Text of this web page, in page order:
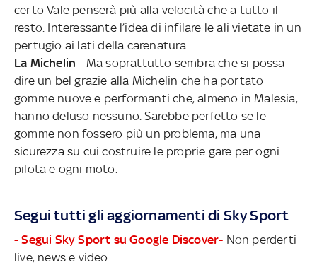
certo Vale penserà più alla velocità che a tutto il
resto. Interessante l’idea di infilare le ali vietate in un
pertugio ai lati della carenatura.
La Michelin- Ma soprattutto sembra che si possa
dire un bel grazie alla Michelin che ha portato
gomme nuove e performanti che, almeno in Malesia,
hanno deluso nessuno. Sarebbe perfetto se le
gomme non fossero più un problema, ma una
sicurezza su cui costruire le proprie gare per ogni
pilota e ogni moto.
Segui tutti gli aggiornamenti di Sky Sport
- Segui Sky Sport su Google Discover- Non perderti
live, news e video